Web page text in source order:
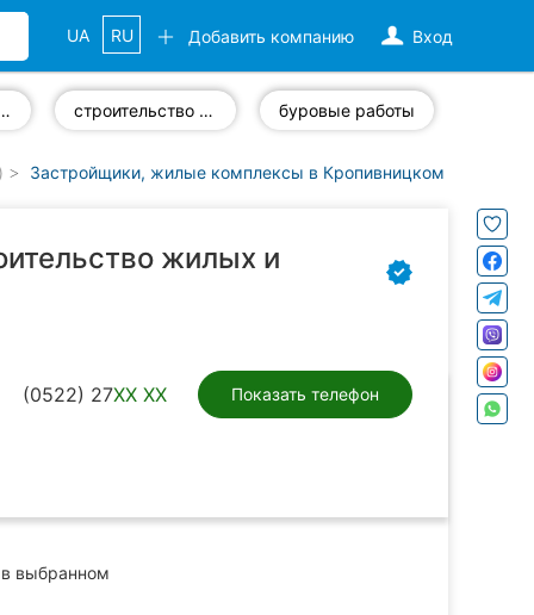
Вход
Добавить компанию
UA RU
работы строительство «под ключ» буровые работы
Застройщики, жилые комплексы в Кропивницком
жилых и
(0522) 27XX XX Показать телефон
в выбранном